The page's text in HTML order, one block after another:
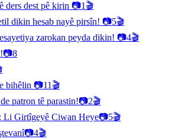
ders dest pê kirin 📷1 🎬
dikin hesab nayê pirsîn! 📷5🎬
zarokan peyda dikin! 📷4🎬
📷8
bihêlin 📷11 🎬
patron tê parastin!📷2🎬
Li Girtîgeyê Ciwan Heye📷5🎬
📷4🎬